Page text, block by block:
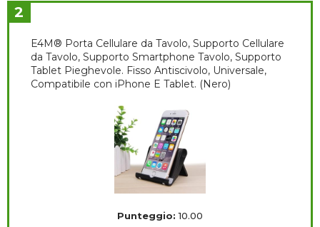
2
E4M® Porta Cellulare da Tavolo, Supporto Cellulare
da Tavolo, Supporto Smartphone Tavolo, Supporto
Tablet Pieghevole. Fisso Antiscivolo, Universale,
Compatibile con iPhone E Tablet. (Nero)
Punteggio:10.00